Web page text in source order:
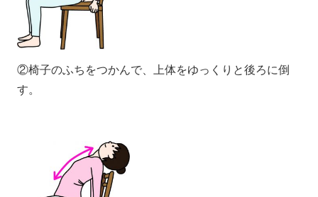
②椅子のふちをつかんで、上体をゆっくりと後ろに倒
す。